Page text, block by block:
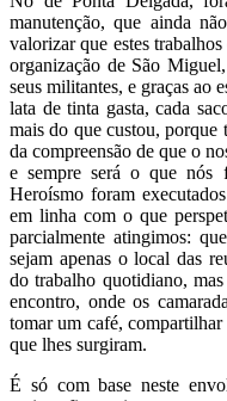
manutenção, que ainda
valorizar que estes
organização de São
seus militantes, e graças ao
lata de tinta gasta, cada
mais do que custou, porque
da compreensão de que o
e sempre será o que nós
Heroísmo foram
em linha com o que
parcialmente atingimos:
sejam apenas o local das
do trabalho quotidiano,
encontro, onde os
tomar um café,
que lhes surgiram.
É só com base neste